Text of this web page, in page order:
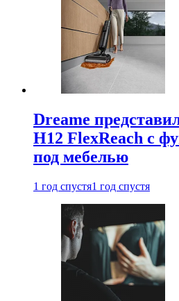
Dreame
H12 FlexReach с
под мебелью
1 год спустя1 год спустя